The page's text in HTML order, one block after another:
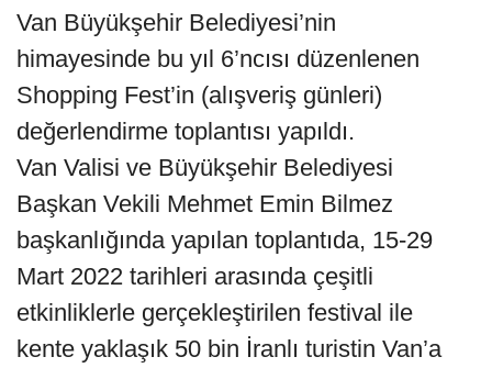
Van Büyükşehir Belediyesi’nin
himayesinde bu yıl 6’ncısı düzenlenen
Shopping Fest’in (alışveriş günleri)
değerlendirme toplantısı yapıldı.
Van Valisi ve Büyükşehir Belediyesi
Başkan Vekili Mehmet Emin Bilmez
başkanlığında yapılan toplantıda, 15-29
Mart 2022 tarihleri arasında çeşitli
etkinliklerle gerçekleştirilen festival ile
kente yaklaşık 50 bin İranlı turistin Van’a